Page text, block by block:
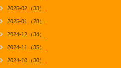
2025-02（33）
2025-01（28）
2024-12（34）
2024-11（35）
2024-10（30）